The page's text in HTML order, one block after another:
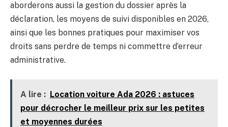
aborderons aussi la gestion du dossier après la
déclaration, les moyens de suivi disponibles en 2026,
ainsi que les bonnes pratiques pour maximiser vos
droits sans perdre de temps ni commettre d’erreur
administrative.
A lire : Location voiture Ada 2026 : astuces
pour décrocher le meilleur prix sur les petites
et moyennes durées